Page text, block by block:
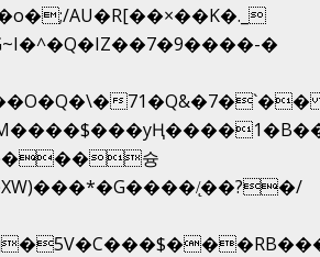
AU�R[��×��K�._
�
슝
̨��?�/